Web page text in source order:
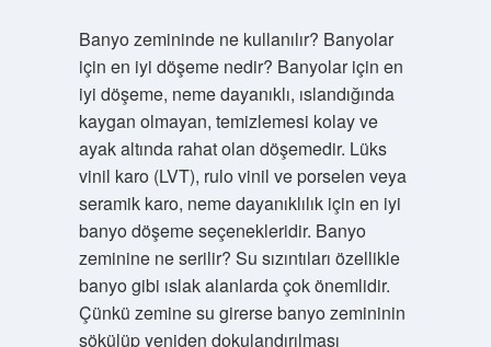
Banyo zemininde ne kullanılır? Banyolar
için en iyi döşeme nedir? Banyolar için en
iyi döşeme, neme dayanıklı, ıslandığında
kaygan olmayan, temizlemesi kolay ve
ayak altında rahat olan döşemedir. Lüks
vinil karo (LVT), rulo vinil ve porselen veya
seramik karo, neme dayanıklılık için en iyi
banyo döşeme seçenekleridir. Banyo
zeminine ne serilir? Su sızıntıları özellikle
banyo gibi ıslak alanlarda çok önemlidir.
Çünkü zemine su girerse banyo zemininin
sökülüp yeniden dokulandırılması